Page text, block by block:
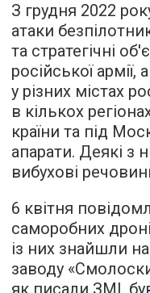
З грудня 2022
атаки
та стратегічні
російської
у різних містах
в кількох
країни та під
апарати. Деякі з
вибухові
6 квітня
саморобних
із них знайшли
заводу
як писали ЗМІ,